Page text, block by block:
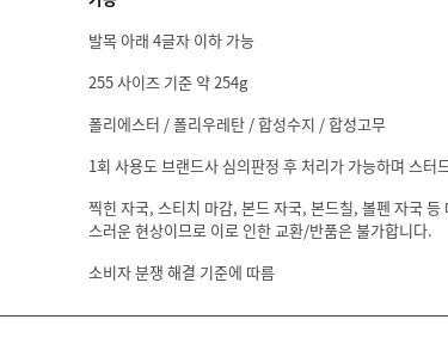
발목 아래 4글자 이하 가능
255 사이즈 기준 약 254g
폴리에스터 / 폴리우레탄 / 합성수지 / 합성고무
1회 사용도 브랜드사 심의판정 후 처리가 가능하며 스터
찍힌 자국, 스티치 마감, 본드 자국, 본드칠, 볼펜 자국
스러운 현상이므로 이로 인한 교환/반품은 불가합니다.
소비자 분쟁 해결 기준에 따름